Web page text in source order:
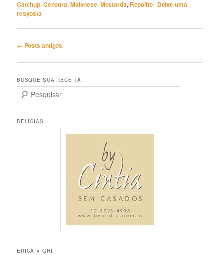
Catchup,Cenoura,Maionese,Mostarda, Repolho | Deixe uma
resposta
Navegação
posts
← Posts antigos
BUSQUE SUA RECEITA
e
q
DELÍCIAS
ERICA VIGHI